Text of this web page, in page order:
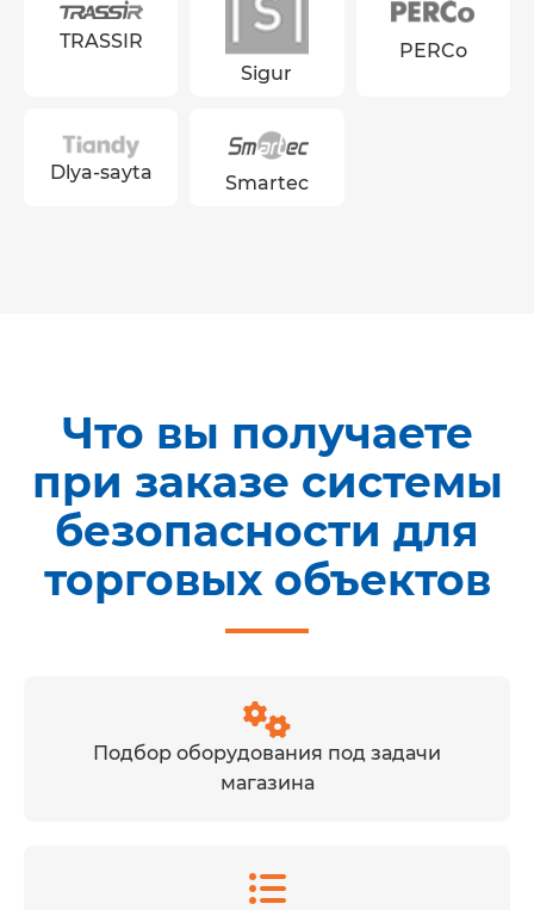
TRASSIR
Sigur
PERCo
Dlya-sayta Smartec
Что вы получаете
при заказе системы
безопасности для
торговых объектов
Подбор оборудования под задачи
магазина